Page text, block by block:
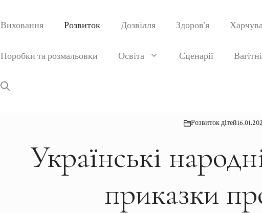
Виховання Розвиток Дозвілля Здоров’я
Поробки та розмальовки Освіта Сценарії
Розвиток дітей
Українські
приказки